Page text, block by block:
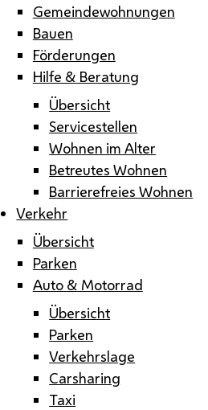
Gemeindewohnungen
Bauen
Förderungen
Hilfe & Beratung
Übersicht
Servicestellen
Wohnen im Alter
Betreutes Wohnen
Barrierefreies Wohnen
Verkehr
Übersicht
Parken
Auto & Motorrad
Übersicht
Parken
Verkehrslage
Carsharing
Taxi